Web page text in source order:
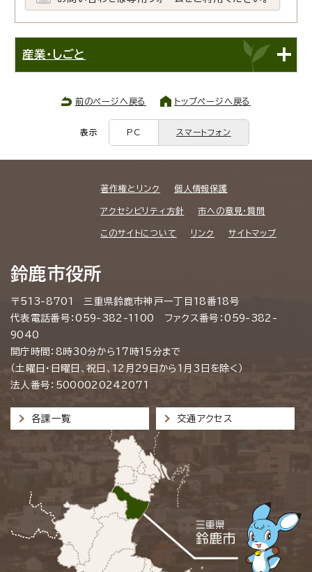
産業・しごと
前のページへ戻る トップページへ戻る
表示 PC スマートフォン
著作権とリンク 個人情報保護
アクセシビリティ方針 市への意見・質問
このサイトについて リンク サイトマップ
鈴鹿市役所
〒513-8701 三重県鈴鹿市神戸一丁目18番18号
代表電話番号：059-382-1100 ファクス番号：059-382-
9040
開庁時間：8時30分から17時15分まで
（土曜日・日曜日、祝日、12月29日から1月3日を除く）
法人番号：5000020242071
各課一覧 交通アクセス